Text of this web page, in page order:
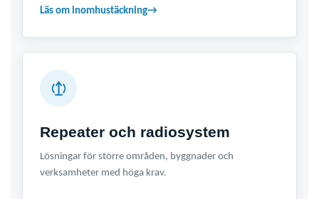
Läs om inomhustäckning→
Repeater och radiosystem
Lösningar för större områden, byggnader och
verksamheter med höga krav.